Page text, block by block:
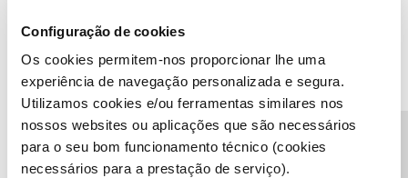
Configuração de cookies
Os cookies permitem-nos proporcionar lhe uma
experiência de navegação personalizada e segura.
Utilizamos cookies e/ou ferramentas similares nos
nossos websites ou aplicações que são necessários
para o seu bom funcionamento técnico (cookies
necessários para a prestação de serviço).
descontos na mensalidade dos equipamentos, no entanto nunca
no dia 22, o que me fez declinar as ofertas. Apesar de estar
revoltado com a situação e com intenções de cancelar o
contrato, segui o conselho desse trabalhador que prometera
expor a questão internamente sugerindo inclusive (a meu pedido)
que fossem ouvidas as gravações do dia 22, para que fossem